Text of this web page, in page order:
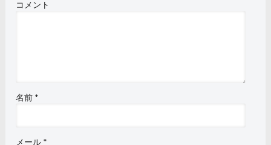
コメント
名前 *
メール *